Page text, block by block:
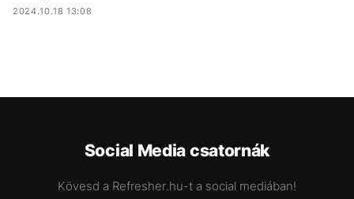
2024.10.18 13:08
Social Media csatornák
Kövesd a Refresher.hu-t a social mediában!